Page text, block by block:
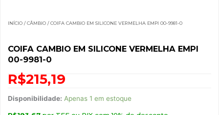
INÍCIO /CÂMBIO / COIFA CAMBIO EM SILICONE VERMELHA EMPI 00-9981-0
COIFA CAMBIO EM SILICONE VERMELHA EMPI
00-9981-0
R$215,19
Disponibilidade: Apenas 1 em estoque
Coifa